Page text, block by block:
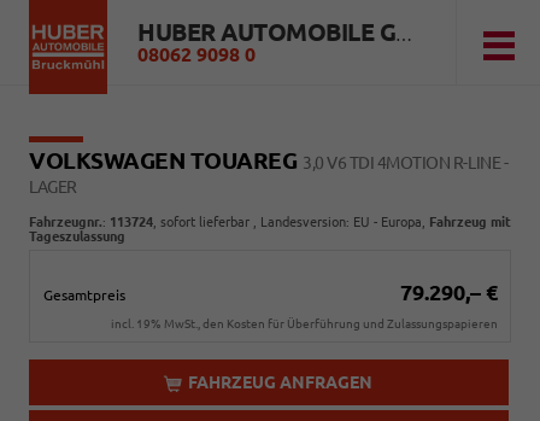
HUBER AUTOMOBILE GMBH
08062 9098 0
VOLKSWAGEN TOUAREG 3,0 V6 TDI 4MOTION R-LINE -
LAGER
Fahrzeugnr.: 113724 sofort lieferbar , Landesversion: EU - Europa, Fahrzeug mit
Tageszulassung
Gesamtpreis 79.290,– €
incl. 19% MwSt., den Kosten für Überführung und Zulassungspapieren
FAHRZEUG ANFRAGEN